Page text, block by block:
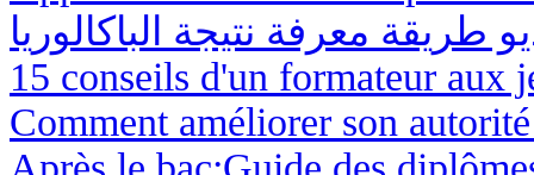
طريقة معرفة نتيجة الباكالوريا
15 conseils d'un formateur aux
Comment améliorer son